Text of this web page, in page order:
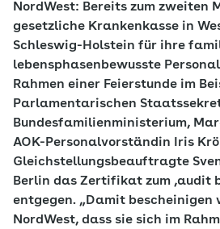
NordWest: Bereits zum zweiten
gesetzliche Krankenkasse in
Schleswig-Holstein für ihre
lebensphasenbewusste
Rahmen einer Feierstunde im
Parlamentarischen
Bundesfamilienministerium,
AOK-Personalvorständin Iris
Gleichstellungsbeauftragte
Berlin das Zertifikat zum ‚audit
entgegen. „Damit bescheinigen
NordWest, dass sie sich im